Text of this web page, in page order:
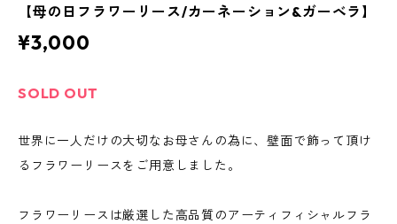
【母の日フラワーリース/カーネーション&ガーベラ】
¥3,000
SOLD OUT
世界に一人だけの大切なお母さんの為に、壁面で飾って頂け
るフラワーリースをご用意しました。
フラワーリースは厳選した高品質のアーティフィシャルフラ